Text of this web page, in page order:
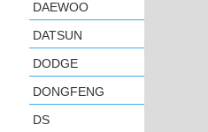
DAEWOO
DATSUN
DODGE
DONGFENG
DS